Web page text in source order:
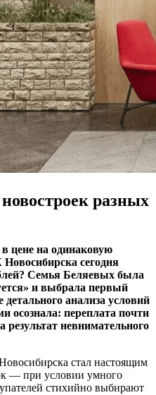
разных
цене на одинаковую
сегодня
Семья Беляевых была
и выбрала первый
анализа условий
осознала: переплата почти
результат невнимательного
стал настоящим
— при условии умного
стихийно выбирают